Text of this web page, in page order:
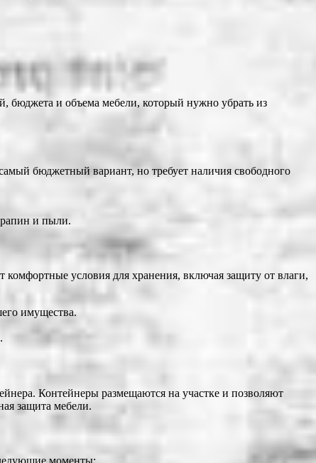
бюджета и объема мебели, который нужно убрать из
бюджетный вариант, но требует наличия свободного
и пыли.
условия для хранения, включая защиту от влаги,
имущества.
Контейнеры размещаются на участке и позволяют
защита мебели.
моменты: